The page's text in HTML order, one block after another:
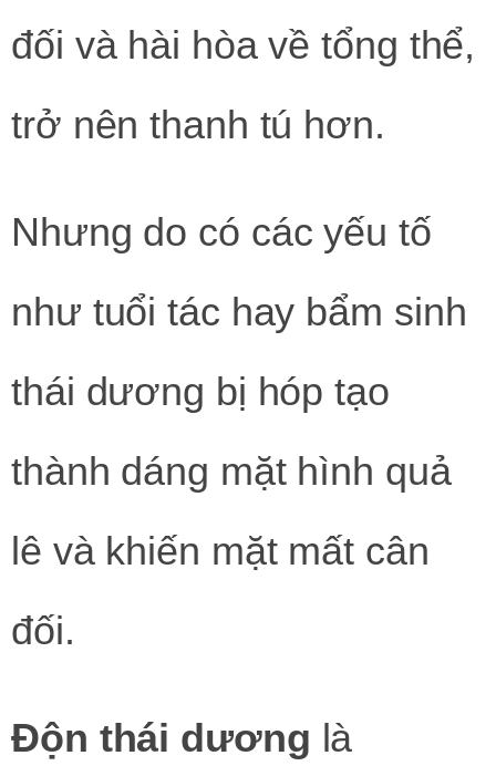
đối và hài hòa về tổng thể,
trở nên thanh tú hơn.
Nhưng do có các yếu tố
như tuổi tác hay bẩm sinh
thái dương bị hóp tạo
thành dáng mặt hình quả
lê và khiến mặt mất cân
đối.
Độn thái dương là